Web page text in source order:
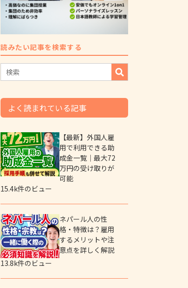
読みたい記事を検索する
よく読まれている記事
【最新】外国人雇
用で利用できる助
成金一覧｜最大72
万円の受け取りが
可能
15.4k件のビュー
ネパール人の性
格・特徴は？雇用
するメリットや注
意点を詳しく解説
13.8k件のビュー